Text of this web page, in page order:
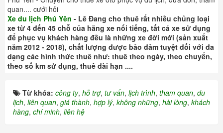
quan.... cưới hỏi
Xe du lịch Phú Yên - Lê Đang cho thuê rất nhiều chủng loại
xe từ 4 đến 45 chỗ của hãng xe nổi tiếng, tất cả xe sử dụng
để phục vụ khách hàng đều là những xe đời mới (sản xuất
năm 2012 - 2018), chất lượng được bảo đảm tuyệt đối với đa
dạng các hình thức thuê như: thuê theo ngày, theo chuyến,
theo số km sử dụng, thuê dài hạn ....
Từ khóa: công ty, hỗ trợ, tư vấn, lịch trình, tham quan, du
lịch, liên quan, giá thành, hợp lý, không những, hài lòng, khách
hàng, chí minh, liên hệ